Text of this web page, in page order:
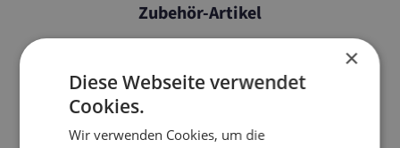
Zubehör-Artikel
×
Diese Webseite verwendet
Cookies.
Wir verwenden Cookies, um die